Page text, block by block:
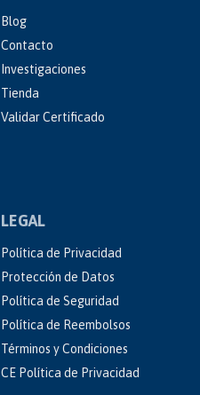
Blog
Contacto
Investigaciones
Tienda
Validar Certificado
LEGAL
Política de Privacidad
Protección de Datos
Política de Seguridad
Política de Reembolsos
Términos y Condiciones
CE Política de Privacidad